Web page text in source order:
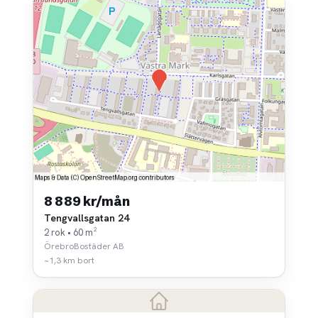
8 889 kr/mån
Tengvallsgatan 24
2 rok • 60 m²
ÖrebroBostäder AB
~1,3 km bort